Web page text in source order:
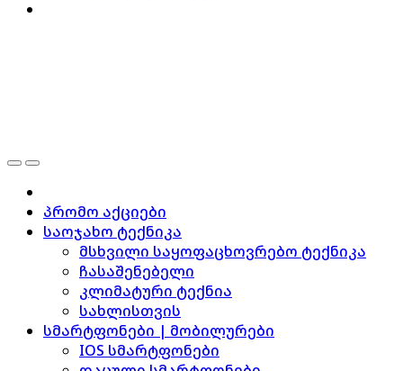
პრომო აქციები
საოჯახო ტექნიკა
მსხვილი საყოფაცხოვრებო ტექნიკა
ჩასაშენებელი
კლიმატური ტექნია
სახლისთვის
სმარტფონები | მობილურები
IOS სმარტფონები